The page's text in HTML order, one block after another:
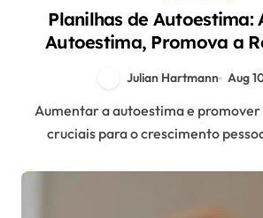
Planilhas de Autoestima:
Autoestima, Promova a
Julian Hartmann Aug
Aumentar a autoestima e promover a resiliência são
cruciais para o crescimento